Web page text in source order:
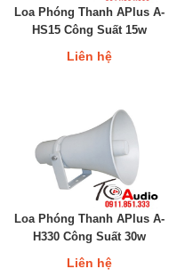
Loa Phóng Thanh APlus A-
HS15 Công Suất 15w
Liên hệ
Loa Phóng Thanh APlus A-
H330 Công Suất 30w
Liên hệ